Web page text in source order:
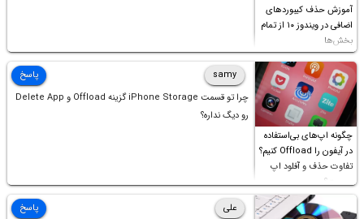
آموزش حذف کیبوردهای
اضافی در ویندوز ۱۰ از تمام
بخش‌ها
چگونه اپ‌های بی‌استفاده
در آیفون را Offload کنیم؟
تفاوت حذف و آفلود اپ
چیست؟
samy
چرا تو قسمت iPhone Storage گزینه Offload و Delete App
رو دیگ نداره؟
پاسخ
علی
پاسخ